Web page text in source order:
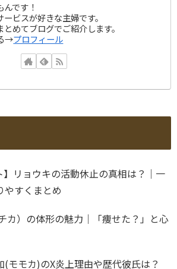
です！
ビスが好きな主婦です。
めてブログでご紹介します。
→プロフィール
】リョウキの活動休止の真相は？｜一
やすくまとめ
カ）の体形の魅力｜「痩せた？」と心
(モモカ)のX炎上理由や歴代彼氏は？